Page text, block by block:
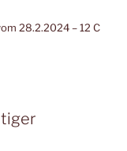
28.2.2024 – 12 C